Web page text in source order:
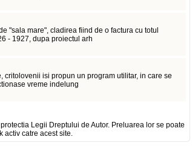
"sala mare", cladirea fiind de o factura cu totul
- 1927, dupa proiectul arh
isi propun un program utilitar, in care se
vreme indelung
Legii Dreptului de Autor. Preluarea lor se poate
activ catre acest site.